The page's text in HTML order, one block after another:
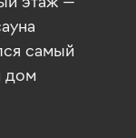
cамый
дом